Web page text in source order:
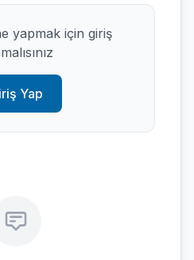
yapmak için giriş
Yap